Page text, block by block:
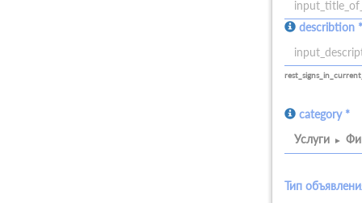
allowed_signs:
describtion *
allowed_signs:
category *
Услуги
Тип